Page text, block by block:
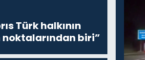
Türk halkının
biri”